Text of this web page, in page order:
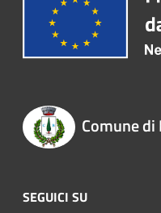
Comune di
SEGUICI SU